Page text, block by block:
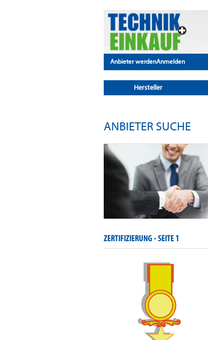
Anbieter werdenAnmelden
Hersteller
ANBIETER SUCHE
ZERTIFIZIERUNG -SEITE 1